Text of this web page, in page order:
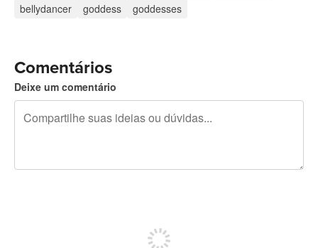
bellydancer
goddess goddesses
Comentários
Deixe um comentário